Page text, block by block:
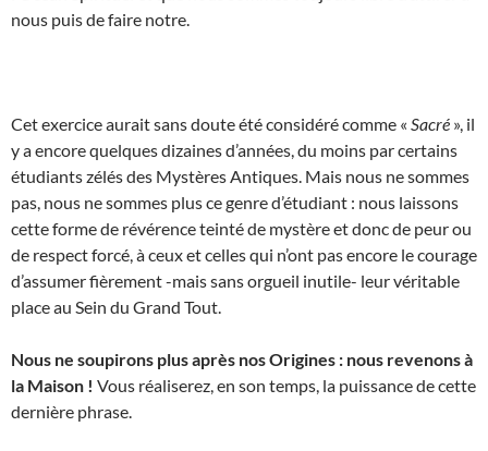
nous puis de faire notre.
Cet exercice aurait sans doute été considéré comme « Sacré », il
y a encore quelques dizaines d’années, du moins par certains
étudiants zélés des Mystères Antiques. Mais nous ne sommes
pas, nous ne sommes plus ce genre d’étudiant : nous laissons
cette forme de révérence teinté de mystère et donc de peur ou
de respect forcé, à ceux et celles qui n’ont pas encore le courage
d’assumer fièrement -mais sans orgueil inutile- leur véritable
place au Sein du Grand Tout.
Nous ne soupirons plus après nos Origines : nous revenons à
la Maison ! Vous réaliserez, en son temps, la puissance de cette
dernière phrase.